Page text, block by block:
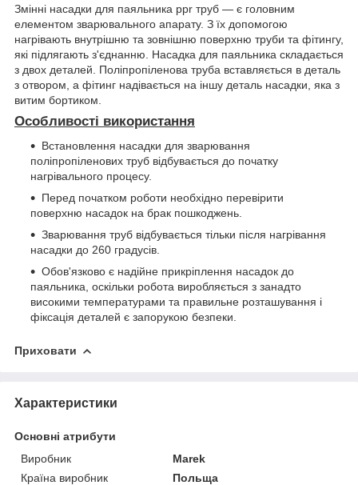
Змінні насадки для паяльника ppr труб — є головним
елементом зварювального апарату. З їх допомогою
нагрівають внутрішню та зовнішню поверхню труби та фітингу,
які підлягають з'єднанню. Насадка для паяльника складається
з двох деталей. Поліпропіленова труба вставляється в деталь
з отвором, а фітинг надівається на іншу деталь насадки, яка з
витим бортиком.
Особливості використання
Встановлення насадки для зварювання
поліпропіленових труб відбувається до початку
нагрівального процесу.
Перед початком роботи необхідно перевірити
поверхню насадок на брак пошкоджень.
Зварювання труб відбувається тільки після нагрівання
насадки до 260 градусів.
Обов'язково є надійне прикріплення насадок до
паяльника, оскільки робота виробляється з занадто
високими температурами та правильне розташування і
фіксація деталей є запорукою безпеки.
Приховати
Характеристики
Основні атрибути
Виробник
Marek
Країна виробник
Польща